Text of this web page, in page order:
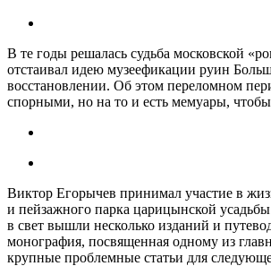
В те годы решалась судьба московской
отстаивал идею музеефикации руин
восстановлении. Об этом переломном
спорными, но на то и есть мемуары,
Виктор Егорычев принимал участие в
и пейзажного парка царицынской
в свет вышли несколько изданий и
монография, посвященная одному из
крупные проблемные статьи для